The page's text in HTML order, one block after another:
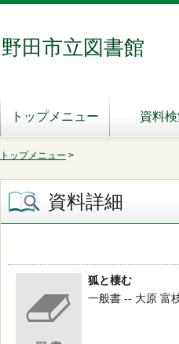
野田市立図書館
トップメニュー 資料
トップメニュー >
資料詳細
狐と棲む
一般書 -- 大原 富